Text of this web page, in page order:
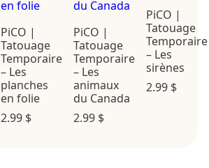
PiCO |
Tatouage
Temporaire
– Les
planches
en folie
2.99 $
PiCO |
Tatouage
Temporaire
– Les
animaux
du Canada
2.99 $
PiCO |
Tatouage
Temporaire
– Les
sirènes
2.99 $